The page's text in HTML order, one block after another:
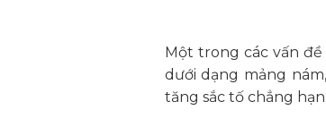
Một trong các vấn
dưới dạng mảng
tăng sắc tố chẳng